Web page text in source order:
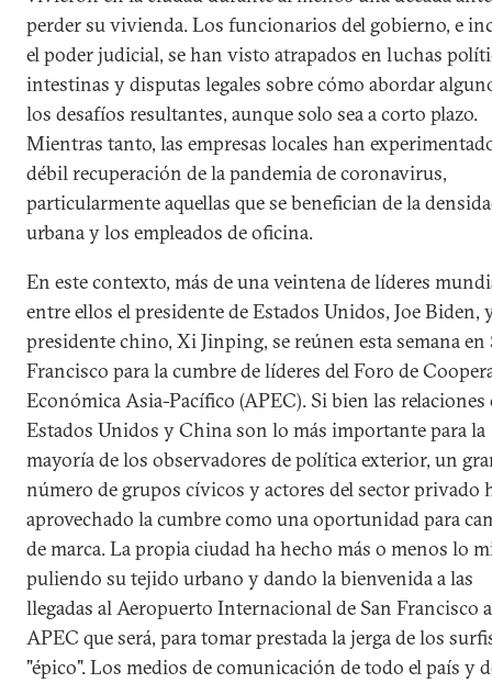
perder su vivienda. Los funcionarios del gobierno, e
el poder judicial, se han visto atrapados en luchas
intestinas y disputas legales sobre cómo abordar
los desafíos resultantes, aunque solo sea a corto plazo.
Mientras tanto, las empresas locales han
débil recuperación de la pandemia de coronavirus,
particularmente aquellas que se benefician de la
urbana y los empleados de oficina.
En este contexto, más de una veintena de líderes
entre ellos el presidente de Estados Unidos, Joe Biden,
presidente chino, Xi Jinping, se reúnen esta semana en
Francisco para la cumbre de líderes del Foro de
Económica Asia-Pacífico (APEC). Si bien las relaciones
Estados Unidos y China son lo más importante para la
mayoría de los observadores de política exterior, un
número de grupos cívicos y actores del sector privado
aprovechado la cumbre como una oportunidad para
de marca. La propia ciudad ha hecho más o menos lo
puliendo su tejido urbano y dando la bienvenida a las
llegadas al Aeropuerto Internacional de San Francisco
APEC que será, para tomar prestada la jerga de los
"épico". Los medios de comunicación de todo el país y